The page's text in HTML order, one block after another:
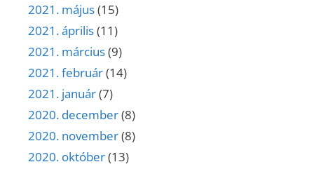
2021. május(15)
2021. április(11)
2021. március(9)
2021. február(14)
2021. január(7)
2020. december(8)
2020. november(8)
2020. október(13)